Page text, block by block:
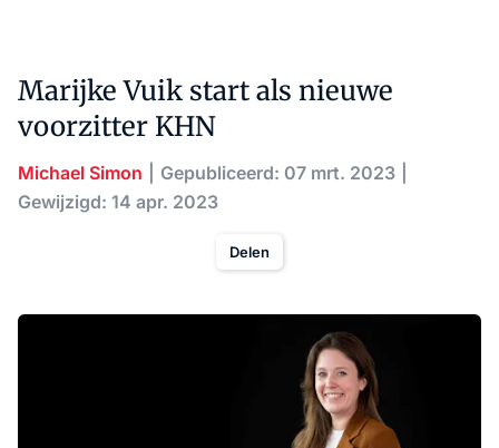
Marijke Vuik start als nieuwe
voorzitter KHN
Michael Simon
Gepubliceerd: 07 mrt. 2023
Gewijzigd: 14 apr. 2023
Delen